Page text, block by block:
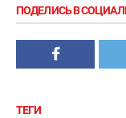
ПОДЕЛИСЬ В
ТЕГИ